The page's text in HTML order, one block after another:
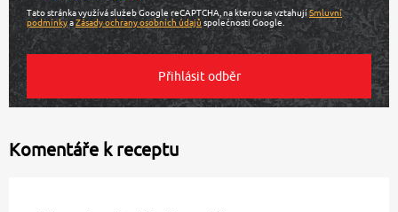
Tato stránka využívá služeb Google reCAPTCHA, na kterou se vztahujíSmluvní
podmínkyaZásady ochrany osobních údajů společnosti Google.
Komentáře k receptu